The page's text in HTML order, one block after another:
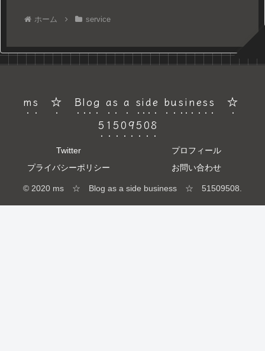
ホーム service
ms ☆ Blog as a side business ☆
51509508
Twitter
プロフィール
プライバシーポリシー
お問い合わせ
© 2020 ms ☆ Blog as a side business ☆ 51509508.